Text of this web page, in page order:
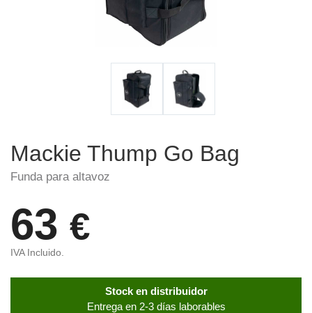
Mackie Thump Go Bag
Funda para altavoz
63 €
IVA Incluido.
Stock en distribuidor
Entrega en 2-3 días laborables